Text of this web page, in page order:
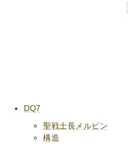
DQ7
聖戦士長メルビン
構造